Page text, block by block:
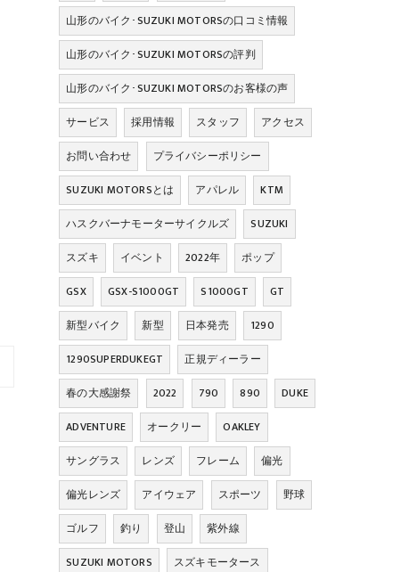
山形のバイク･SUZUKI MOTORSの口コミ情報
山形のバイク･SUZUKI MOTORSの評判
山形のバイク･SUZUKI MOTORSのお客様の声
サービス
採用情報 スタッフ
アクセス
お問い合わせ
プライバシーポリシー
SUZUKI MOTORSとは
アパレル
KTM
ハスクバーナモーターサイクルズ
SUZUKI
スズキ
イベント 2022年
ポップ
GSX
GSX-S1000GT S1000GT
GT
新型バイク
新型 日本発売
1290
1290SUPERDUKEGT
正規ディーラー
春の大感謝祭
2022 790 890
DUKE
ADVENTURE
オークリー
OAKLEY
サングラス
レンズ フレーム
偏光
偏光レンズ
アイウェア スポーツ
野球
ゴルフ
釣り 登山
紫外線
SUZUKI MOTORS
スズキモータース